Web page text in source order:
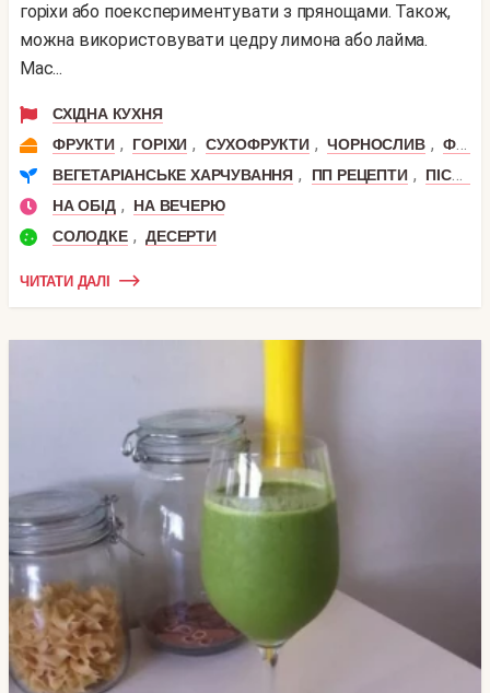
горіхи або поекспериментувати з прянощами. Також,
можна використовувати цедру лимона або лайма.
Мас...
СХІДНА КУХНЯ
ФРУКТИ , ГОРІХИ , СУХОФРУКТИ , ЧОРНОСЛИВ , ФІНІК
ВЕГЕТАРІАНСЬКЕ ХАРЧУВАННЯ , ПП РЕЦЕПТИ ,
ПІСНІ СТРАВИ
НА ОБІД ,
НА ВЕЧЕРЮ
СОЛОДКЕ , ДЕСЕРТИ
ЧИТАТИ ДАЛІ